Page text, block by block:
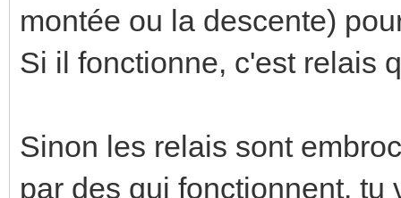
montée ou la descente)
Si il fonctionne, c'est relais
Sinon les relais sont
par des qui fonctionnent. tu